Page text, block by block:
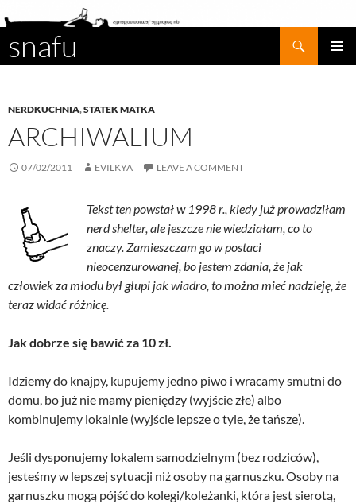
snafu
SKIP
NERDKUCHNIA,STATEK MATKA
ARCHIWALIUM
07/02/2011 EVILKYA LEAVE A COMMENT
Tekst ten powstał w 1998 r., kiedy już prowadziłam
nerd shelter, ale jeszcze nie wiedziałam, co to
znaczy. Zamieszczam go w postaci
nieocenzurowanej, bo jestem zdania, że jak
człowiek za młodu był głupi jak wiadro, to można mieć nadzieję, że
teraz widać różnicę.
Jak dobrze się bawić za 10 zł.
Idziemy do knajpy, kupujemy jedno piwo i wracamy smutni do
domu, bo już nie mamy pieniędzy (wyjście złe) albo
kombinujemy lokalnie (wyjście lepsze o tyle, że tańsze).
Jeśli dysponujemy lokalem samodzielnym (bez rodziców),
jesteśmy w lepszej sytuacji niż osoby na garnuszku. Osoby na
garnuszku mogą pójść do kolegi/koleżanki, która jest sierotą,